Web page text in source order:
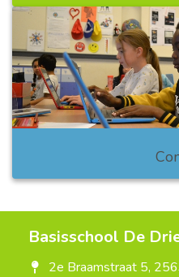
Basisschool De
2e Braamstraat 5,